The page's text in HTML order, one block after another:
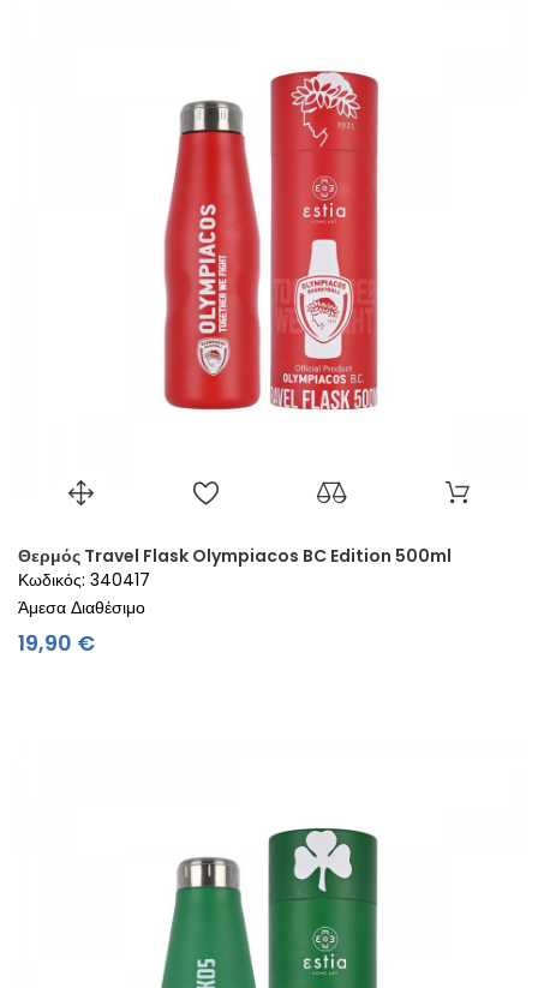
Θερμός Travel Flask Olympiacos BC Edition 500ml
Κωδικός: 340417
Άμεσα Διαθέσιμο
19,90 €Τιμή